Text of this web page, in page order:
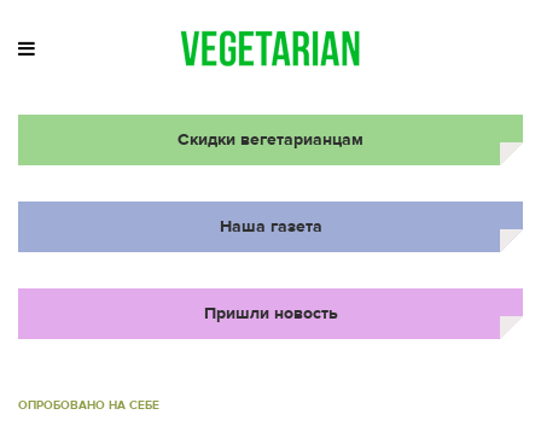
Скидки вегетарианцам
Наша газета
Пришли новость
ОПРОБОВАНО НА СЕБЕ